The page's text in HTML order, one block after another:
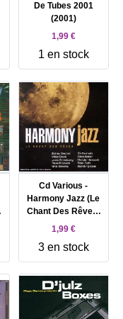
De Tubes 2001
(2001)
1,99 €
1 en stock
Cd Various -
Harmony Jazz (Le
Chant Des Rêves)
(2001)
1,99 €
3 en stock